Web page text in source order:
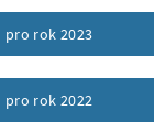
pro rok 2023
rok 2022